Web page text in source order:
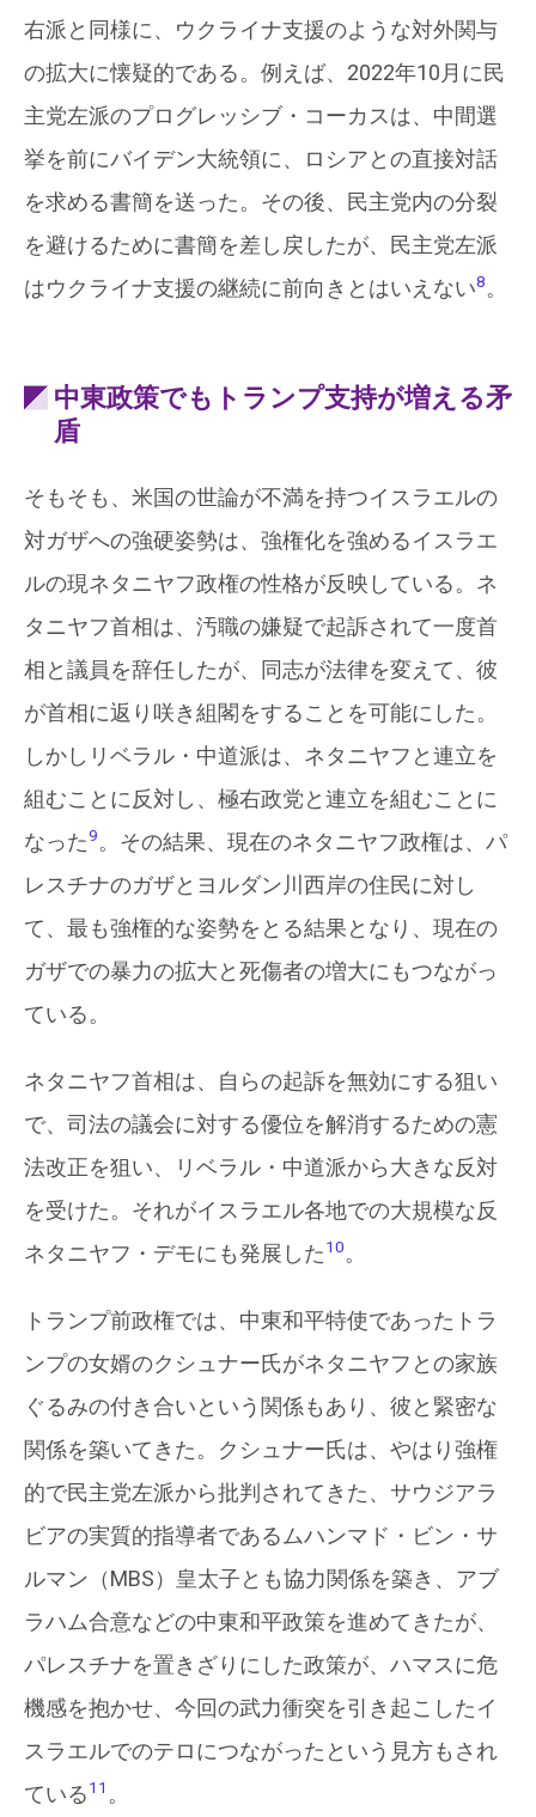
右派と同様に、ウクライナ支援のような対外関与
の拡大に懐疑的である。例えば、2022年10月に民
主党左派のプログレッシブ・コーカスは、中間選
挙を前にバイデン大統領に、ロシアとの直接対話
を求める書簡を送った。その後、民主党内の分裂
を避けるために書簡を差し戻したが、民主党左派
はウクライナ支援の継続に前向きとはいえない8。
中東政策でもトランプ支持が増える矛
盾
そもそも、米国の世論が不満を持つイスラエルの
対ガザへの強硬姿勢は、強権化を強めるイスラエ
ルの現ネタニヤフ政権の性格が反映している。ネ
タニヤフ首相は、汚職の嫌疑で起訴されて一度首
相と議員を辞任したが、同志が法律を変えて、彼
が首相に返り咲き組閣をすることを可能にした。
しかしリベラル・中道派は、ネタニヤフと連立を
組むことに反対し、極右政党と連立を組むことに
なった9。その結果、現在のネタニヤフ政権は、パ
レスチナのガザとヨルダン川西岸の住民に対し
て、最も強権的な姿勢をとる結果となり、現在の
ガザでの暴力の拡大と死傷者の増大にもつながっ
ている。
ネタニヤフ首相は、自らの起訴を無効にする狙い
で、司法の議会に対する優位を解消するための憲
法改正を狙い、リベラル・中道派から大きな反対
を受けた。それがイスラエル各地での大規模な反
ネタニヤフ・デモにも発展した10。
トランプ前政権では、中東和平特使であったトラ
ンプの女婿のクシュナー氏がネタニヤフとの家族
ぐるみの付き合いという関係もあり、彼と緊密な
関係を築いてきた。クシュナー氏は、やはり強権
的で民主党左派から批判されてきた、サウジアラ
ビアの実質的指導者であるムハンマド・ビン・サ
ルマン（MBS）皇太子とも協力関係を築き、アブ
ラハム合意などの中東和平政策を進めてきたが、
パレスチナを置きざりにした政策が、ハマスに危
機感を抱かせ、今回の武力衝突を引き起こしたイ
スラエルでのテロにつながったという見方もされ
ている11 。